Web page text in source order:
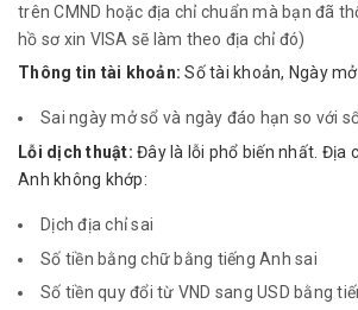
trên CMND hoặc địa chỉ chuẩn mà bạn đã
hồ sơ xin VISA sẽ làm theo địa chỉ đó)
Thông tin tài khoản: Số tài khoản, Ngày
Sai ngày mở sổ và ngày đáo hạn so với
Lỗi dịch thuật: Đây là lỗi phổ biến nhất. Địa
Anh không khớp:
Dịch địa chỉ sai
Số tiền bằng chữ bằng tiếng Anh sai
Số tiền quy đổi từ VND sang USD bằng